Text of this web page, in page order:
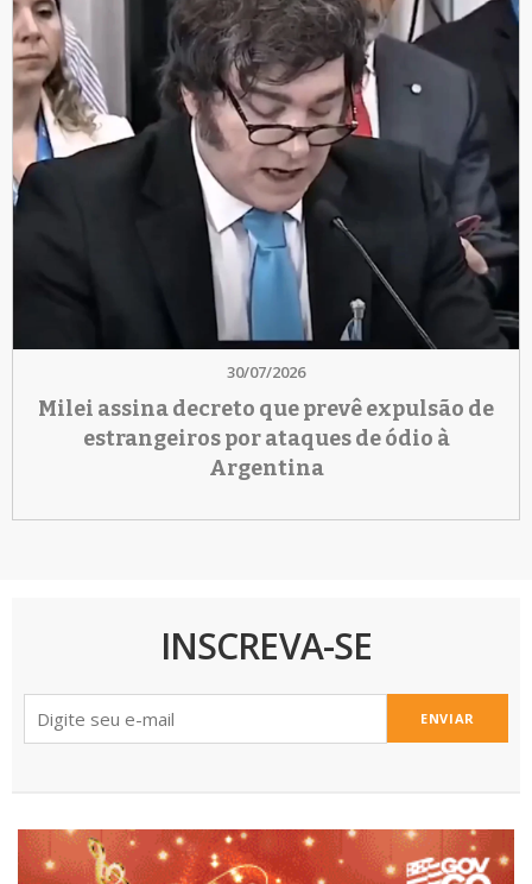
30/07/2026
Milei assina decreto que prevê expulsão de
estrangeiros por ataques de ódio à
Argentina
INSCREVA-SE
ENVIAR